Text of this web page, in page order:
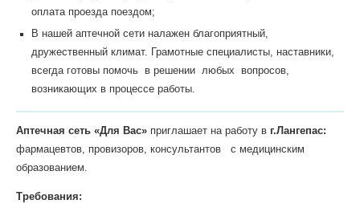
оплата проезда поездом;
В нашей аптечной сети налажен благоприятный,
дружественный климат. Грамотные специалисты, наставники,
всегда готовы помочь в решении любых вопросов,
возникающих в процессе работы.
Аптечная сеть «Для Вас»приглашает на работу в г.Лангепас:
фармацевтов, провизоров, консультантов с медицинским
образованием.
Требования: